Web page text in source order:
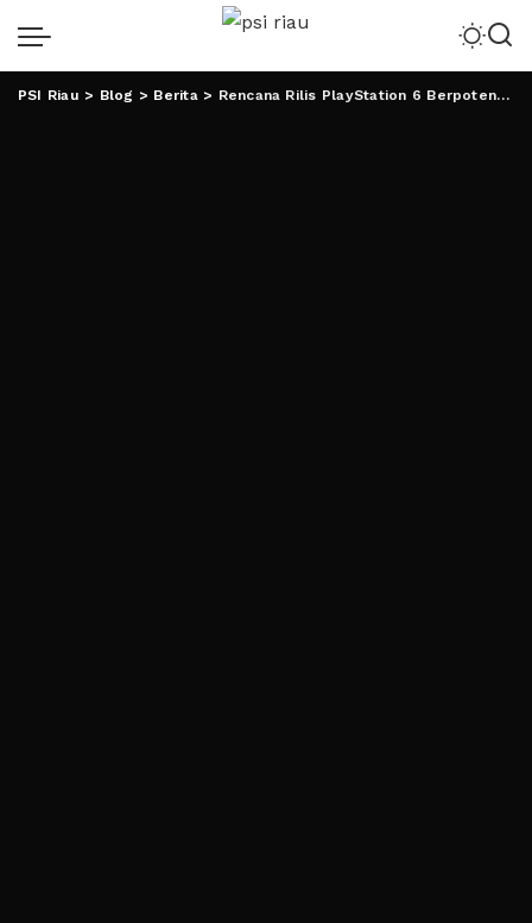
PSI Riau > Blog > Berita> Rencana Rilis PlayStation 6 Berpotensi Terungkap, Berkat Microsoft